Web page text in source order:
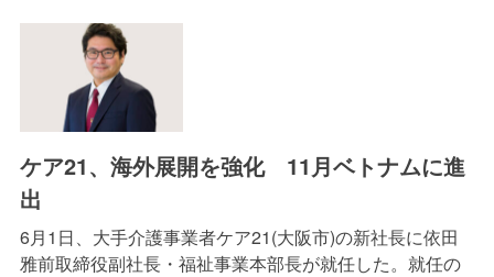
ケア21、海外展開を強化 11月ベトナムに進
出
6月1日、大手介護事業者ケア21(大阪市)の新社長に依田
雅前取締役副社長・福祉事業本部長が就任した。就任の